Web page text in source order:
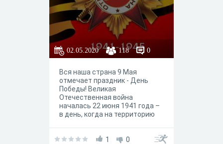
02.05.2020 118 0
Вся наша страна 9 Мая
отмечает праздник - День
Победы! Великая
Отечественная война
началась 22 июня 1941 года –
в день, когда на территорию
также их союзники. Она
1 0